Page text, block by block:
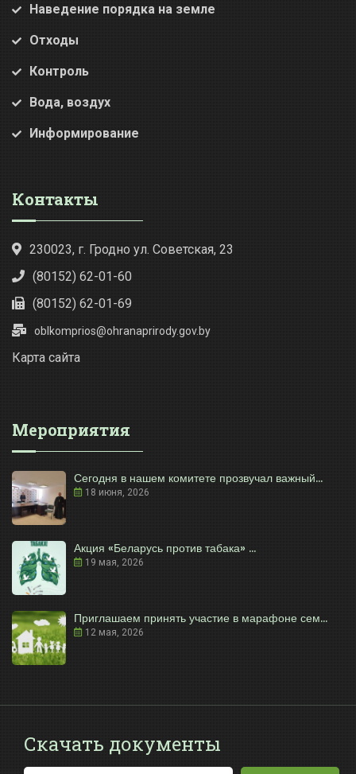
Наведение порядка на земле
Отходы
Контроль
Вода, воздух
Информирование
Контакты
230023, г. Гродно ул. Советская, 23
(80152) 62-01-60
(80152) 62-01-69
oblkomprios@ohranaprirody.gov.by
Карта сайта
Мероприятия
Сегодня в нашем комитете прозвучал важный...
18 июня, 2026
Акция «Беларусь против табака» ...
19 мая, 2026
Приглашаем принять участие в марафоне сем...
12 мая, 2026
Скачать документы